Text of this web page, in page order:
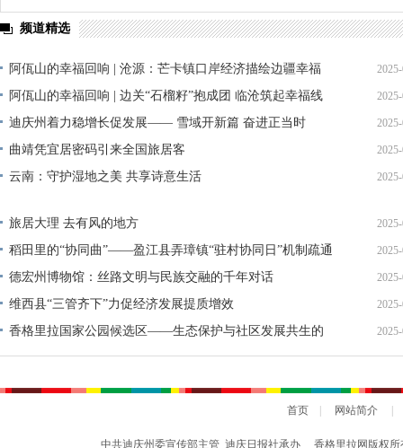
频道精选
阿佤山的幸福回响 | 沧源：芒卡镇口岸经济描绘边疆幸福
新图景
阿佤山的幸福回响 | 边关“石榴籽”抱成团 临沧筑起幸福线
迪庆州着力稳增长促发展—— 雪域开新篇 奋进正当时
曲靖凭宜居密码引来全国旅居客
云南：守护湿地之美 共享诗意生活
旅居大理 去有风的地方
稻田里的“协同曲”——盈江县弄璋镇“驻村协同日”机制疏通
边疆治理“末梢”
德宏州博物馆：丝路文明与民族交融的千年对话
维西县“三管齐下”力促经济发展提质增效
香格里拉国家公园候选区——生态保护与社区发展共生的
典范